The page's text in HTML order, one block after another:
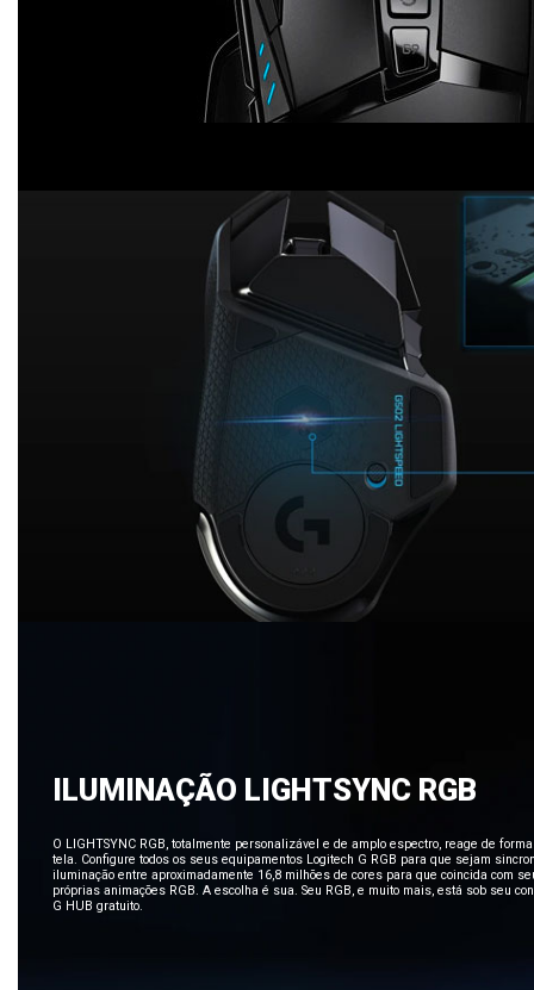
ILUMINAÇÃO LIGHTSYNC RGB
O LIGHTSYNC RGB, totalmente personalizável e de amplo espectro, reage de
tela. Configure todos os seus equipamentos Logitech G RGB para que sejam
iluminação entre aproximadamente 16,8 milhões de cores para que coincida com
próprias animações RGB. A escolha é sua. Seu RGB, e muito mais, está sob seu
G HUB gratuito.